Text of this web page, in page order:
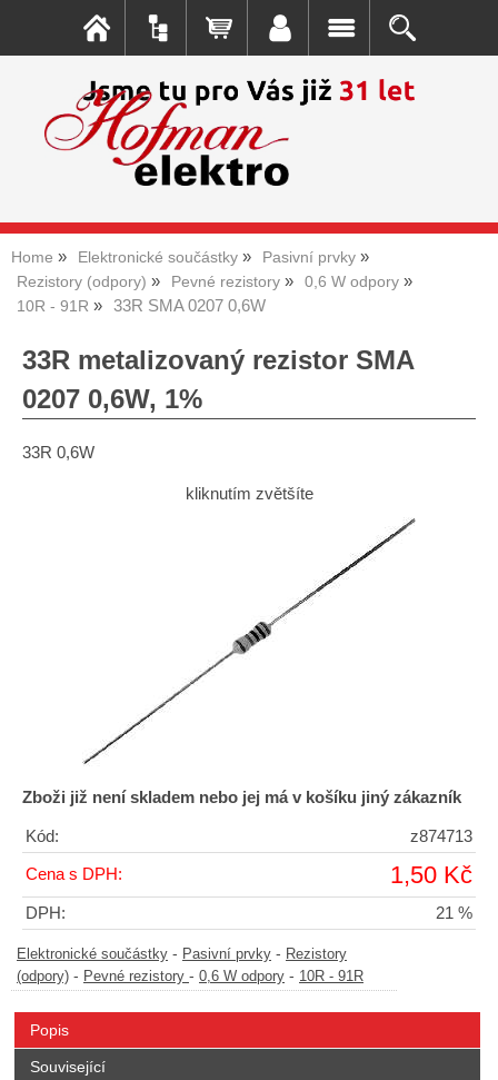
Home Elektronické součástky
Pasivní prvky
Rezistory (odpory)
Pevné rezistory
0,6 W odpory
10R - 91R
33R SMA 0207 0,6W
33R metalizovaný rezistor SMA
0207 0,6W, 1%
33R 0,6W
kliknutím zvětšíte
Zboži již není skladem nebo jej má v košíku jiný zákazník
Kód: z874713
Cena s DPH: 1,50 Kč
DPH: 21 %
Elektronické součástky - Pasivní prvky - Rezistory
(odpory) - Pevné rezistory - 0,6 W odpory - 10R - 91R
Popis
Související